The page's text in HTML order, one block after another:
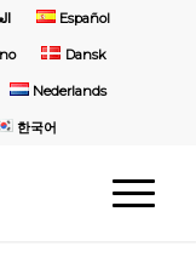
Español
Dansk
Nederlands
한국어